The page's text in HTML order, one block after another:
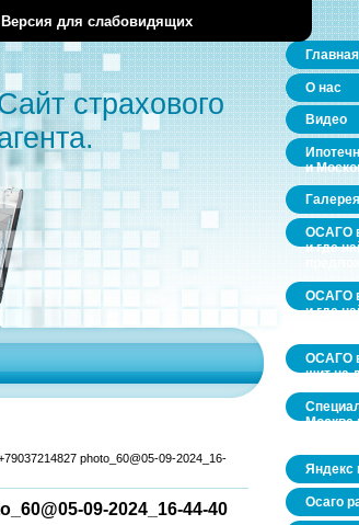
Версия для слабовидящих
страхового
photo_60@05-09-2024_16-
09-2024_16-44-40
Главная
О нас
Видео
и
Галерея
ОСАГО
и где
ОСАГО
и где
ОСАГО
щит на
Москве
Яндекс
Осаго